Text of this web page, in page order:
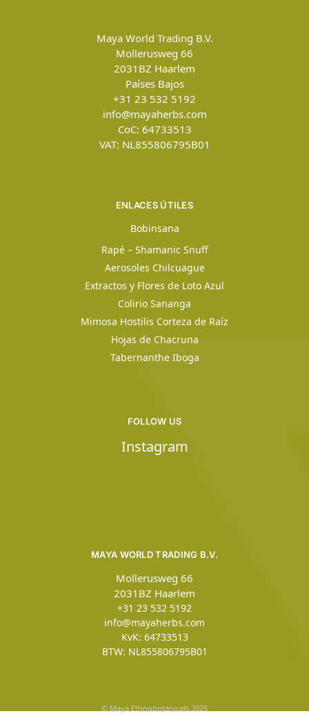
Maya World Trading B.V.
Mollerusweg 66
2031BZ Haarlem
Países Bajos
+31 23 532 5192
info@mayaherbs.com
CoC: 64733513
VAT: NL855806795B01
ENLACES ÚTILES
Bobinsana
Rapé – Shamanic Snuff
Aerosoles Chilcuague
Extractos y Flores de Loto Azul
Colirio Sananga
Mimosa Hostilis Corteza de Raíz
Hojas de Chacruna
Tabernanthe Iboga
MAYA WORLD TRADING B.V.
Mollerusweg 66
2031BZ Haarlem
+31 23 532 5192
info@mayaherbs.com
KvK: 64733513
BTW: NL855806795B01
FOLLOW US
Instagram
© Maya Ethnobotanicals 2025